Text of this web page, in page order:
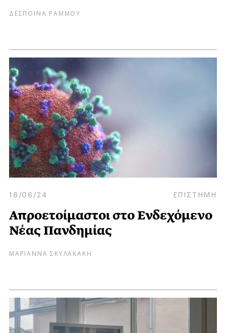
ΔΕΣΠΟΙΝΑ ΡΑΜΜΟΥ
18/06/24 ΕΠΙΣΤΗΜΗ
Απροετοίμαστοι στο Ενδεχόμενο
Νέας Πανδημίας
ΜΑΡΙΑΝΝΑ ΣΚΥΛΑΚΑΚΗ